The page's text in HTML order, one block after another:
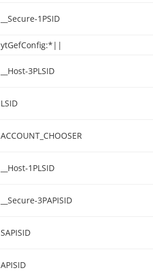
__Secure-1PSID
ytGefConfig:*||
__Host-3PLSID
LSID
ACCOUNT_CHOOSER
__Host-1PLSID
__Secure-3PAPISID
SAPISID
APISID